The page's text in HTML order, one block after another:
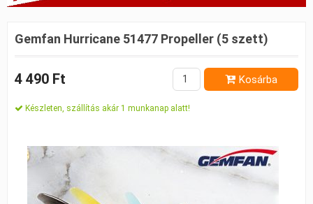
Gemfan Hurricane 51477 Propeller (5 szett)
4 490 Ft Kosárba
Készleten, szállítás akár 1 munkanap alatt!